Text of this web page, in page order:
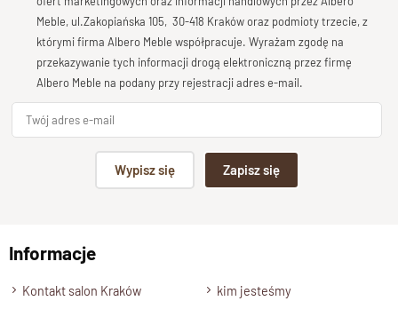
unikalność każdego egzemplarza. Indyjscy rzemieślnicy z
pasją tworzą każdy detal, co sprawia, że produkt emanuje
autentycznymtradycyjnym rzemiosłem. Wybórdrewna
palisandrowego dodaje elegancji i trwałości, co gwarantuje,
że biblioteka będzie cieszyć oczy przez wiele lat.
Orientalne Wzory i Zdobienia
Jednym z najbardziej wyróżniających się elementów jest
wzory i zdobienia
Twoja opinia o produkcie
Podpis
Wyślij opinię
Meble, ul.Zakopiańska 105, 30-418 Kraków oraz podmioty trzecie, z
którymi firma Albero Meble współpracuje. Wyrażam zgodę na
przekazywanie tych informacji drogą elektroniczną przez firmę
Albero Meble na podany przy rejestracji adres e-mail.
Wypisz się Zapisz się
Informacje
Kontakt salon Kraków
kim jesteśmy